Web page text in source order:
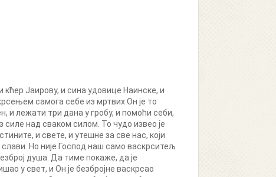
кћер Јаирову, и сина удовице Наинске, и
самога себе из мртвих Он је то
и лежати три дана у гробу, и помоћи себи,
над сваком силом. То чудо извео је
и свете, и утешне за све нас, који
Но није Господ наш само васкрситељ
душа. Да тиме покаже, да је
у свет, и Он је безбројне васкрсао